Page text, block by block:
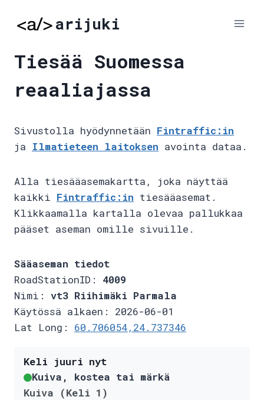
arijuki
Tiesää Suomessa
reaaliajassa
Sivustolla hyödynnetään Fintraffic:in
ja Ilmatieteen laitoksen avointa dataa.
Alla tiesääasemakartta, joka näyttää
kaikki Fintraffic:in tiesääasemat.
Klikkaamalla kartalla olevaa pallukkaa
pääset aseman omille sivuille.
Sääaseman tiedot
RoadStationID: 4009
Nimi: vt3 Riihimäki Parmala
Käytössä alkaen: 2026-06-01
Lat Long: 60.706054,24.737346
Keli juuri nyt
Kuiva, kostea tai märkä
Kuiva (Keli 1)